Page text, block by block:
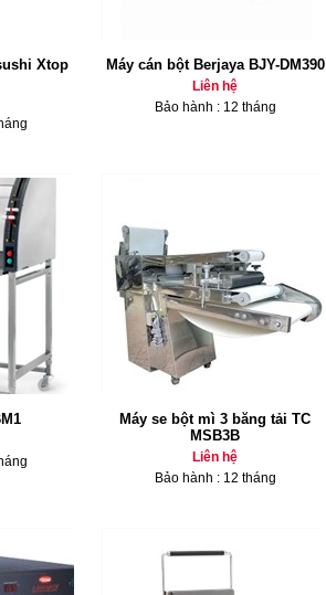
Xtop Máy cán bột Berjaya BJY-DM390
Liên hệ
Bảo hành : 12 tháng
Máy se bột mì 3 băng tải TC
MSB3B
Liên hệ
Bảo hành : 12 tháng